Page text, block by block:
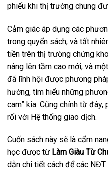
phiếu khi thị trường chung
Cảm giác áp dụng các
trong quyển sách, và tất
tiền trên thị trường chứng
nâng lên tầm cao mới, và
đã lĩnh hội được phương
hướng, tìm hiểu những
cam” kia. Cũng chính từ
rối với Hệ thống giao dịch.
Cuốn sách này sẽ là cẩm
học được từ Làm Giàu Từ
dẫn chi tiết cách để các